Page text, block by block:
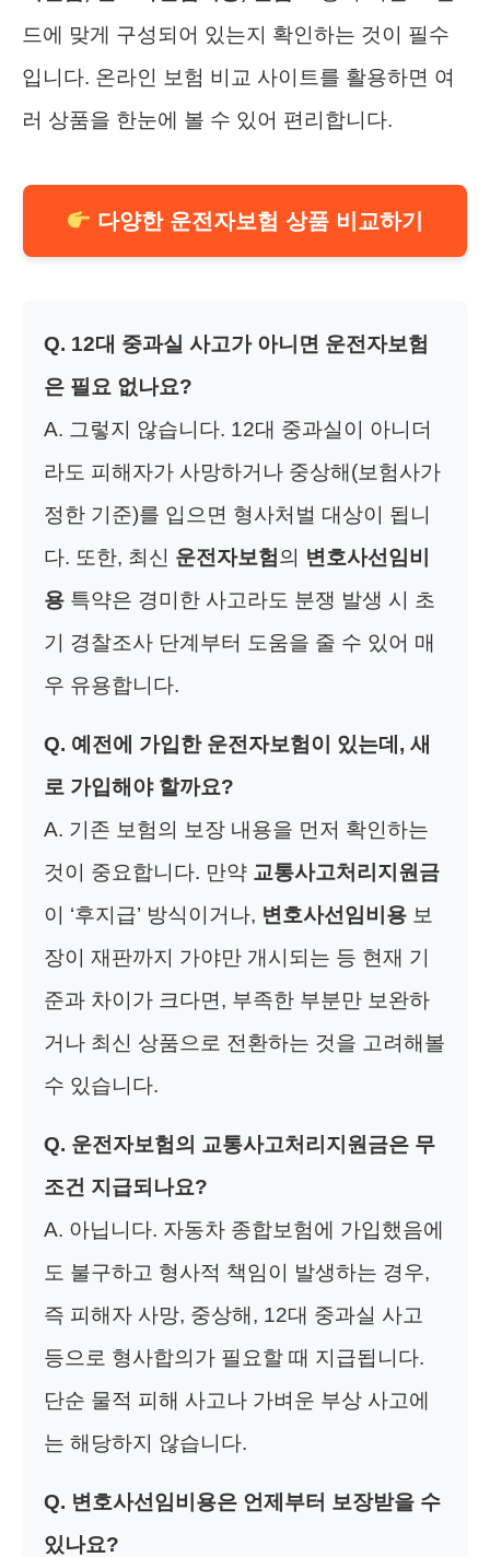
드에 맞게 구성되어 있는지 확인하는 것이 필수
입니다. 온라인 보험 비교 사이트를 활용하면 여
러 상품을 한눈에 볼 수 있어 편리합니다.
다양한 운전자보험 상품 비교하기
Q. 12대 중과실 사고가 아니면 운전자보험
은 필요 없나요?
A. 그렇지 않습니다. 12대 중과실이 아니더
라도 피해자가 사망하거나 중상해(보험사가
정한 기준)를 입으면 형사처벌 대상이 됩니
다. 또한, 최신 운전자보험의 변호사선임비
용 특약은 경미한 사고라도 분쟁 발생 시 초
기 경찰조사 단계부터 도움을 줄 수 있어 매
우 유용합니다.
Q. 예전에 가입한 운전자보험이 있는데, 새
로 가입해야 할까요?
A. 기존 보험의 보장 내용을 먼저 확인하는
것이 중요합니다. 만약 교통사고처리지원금
이 ‘후지급’ 방식이거나, 변호사선임비용 보
장이 재판까지 가야만 개시되는 등 현재 기
준과 차이가 크다면, 부족한 부분만 보완하
거나 최신 상품으로 전환하는 것을 고려해볼
수 있습니다.
Q. 운전자보험의 교통사고처리지원금은 무
조건 지급되나요?
A. 아닙니다. 자동차 종합보험에 가입했음에
도 불구하고 형사적 책임이 발생하는 경우,
즉 피해자 사망, 중상해, 12대 중과실 사고
등으로 형사합의가 필요할 때 지급됩니다.
단순 물적 피해 사고나 가벼운 부상 사고에
는 해당하지 않습니다.
Q. 변호사선임비용은 언제부터 보장받을 수
있나요?